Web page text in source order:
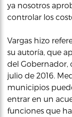
ya nosotros
controlar los
Vargas hizo
su autoría, que
del Gobernador,
julio de 2016.
municipios
entrar en un
funciones que